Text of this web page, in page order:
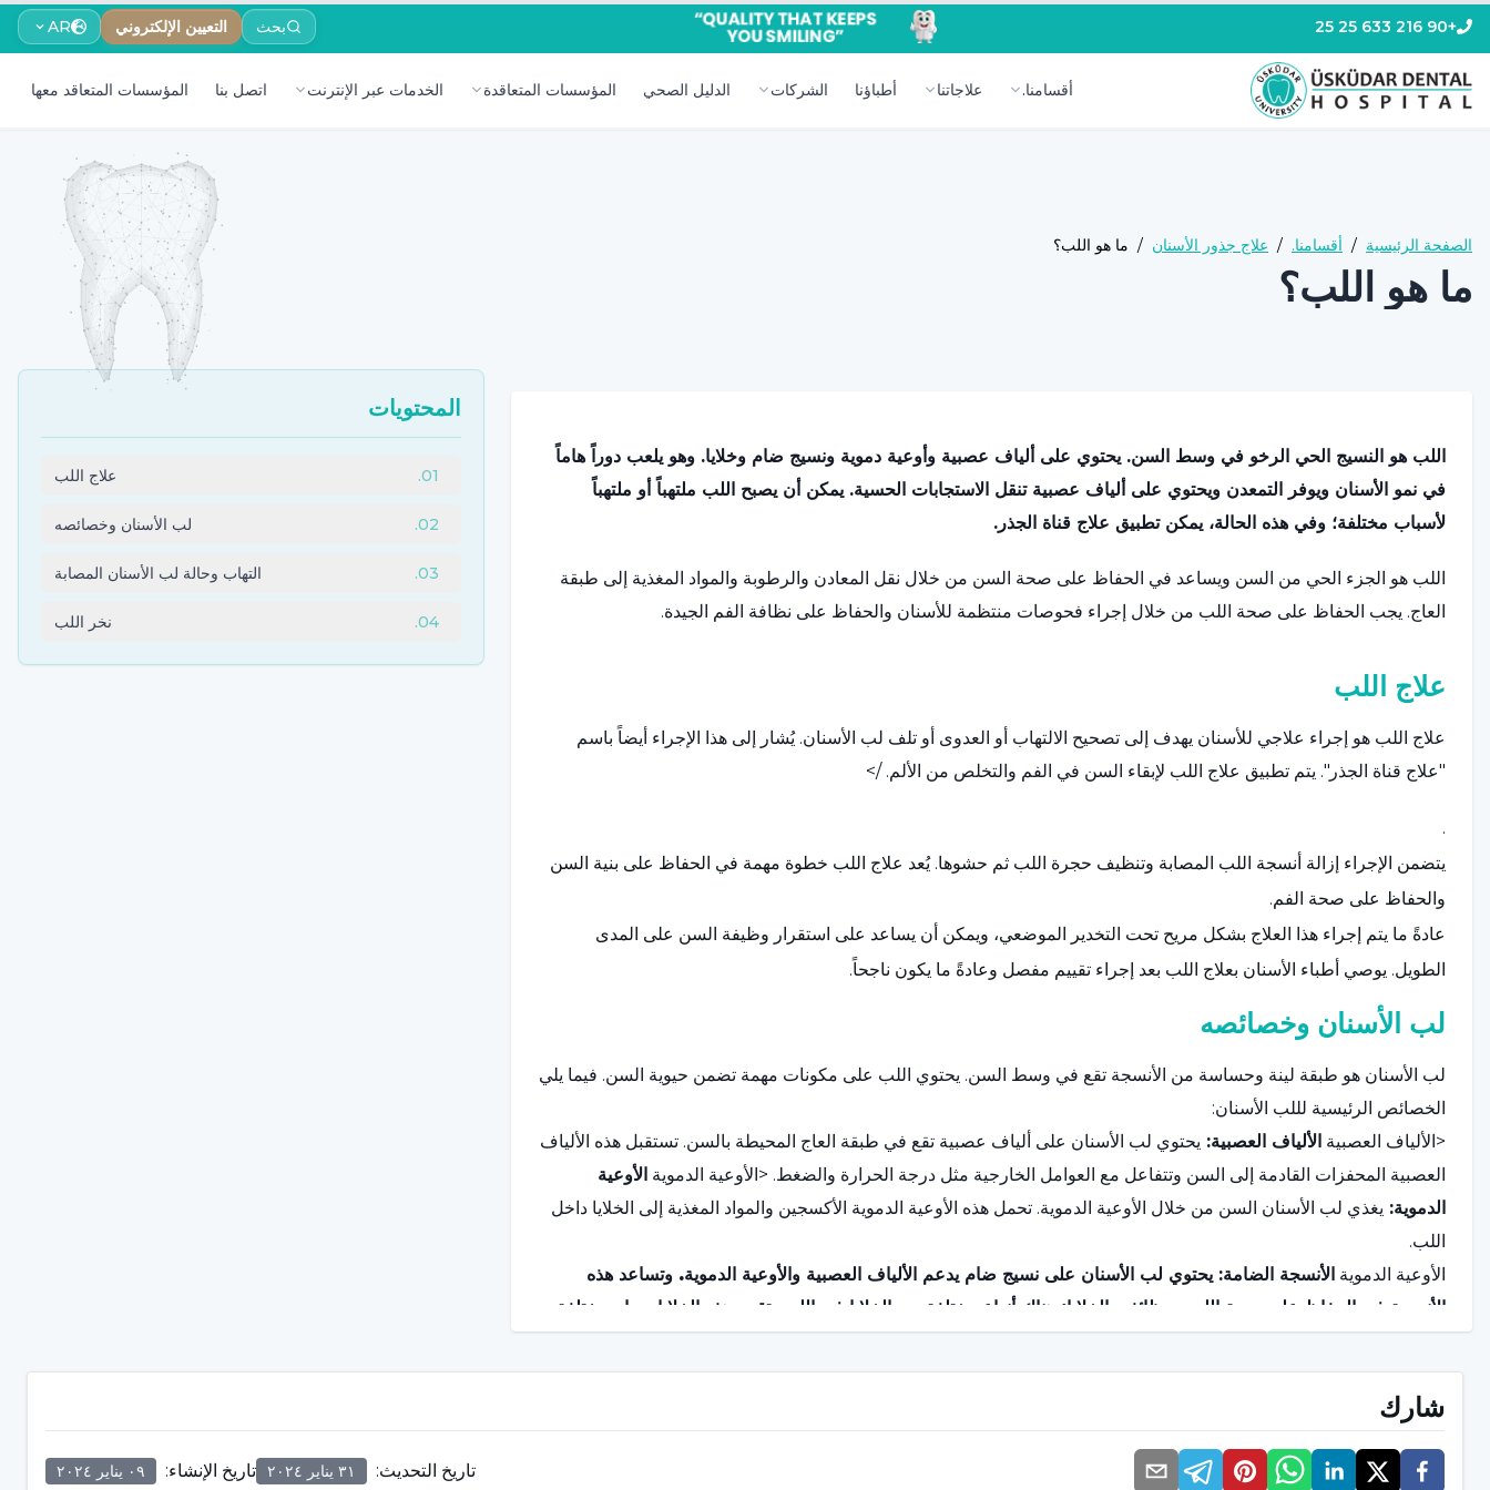
+90 216 633 25 25 بحث التعيين الإلكتروني AR
أقسامنا. علاجاتنا أطباؤنا الشركات الدليل الصحي المؤسسات المتعاقدة الخدمات عبر الإنترنت اتصل بنا المؤسسات المتعاقد معها
الصفحة الرئيسية / أقسامنا. / علاج جذور الأسنان / ما هو اللب؟
ما هو اللب؟
اللب هو النسيج الحي الرخو في وسط السن. يحتوي على ألياف عصبية وأوعية دموية ونسيج ضام وخلايا. وهو يلعب دوراً هاماً
في نمو الأسنان ويوفر التمعدن ويحتوي على ألياف عصبية تنقل الاستجابات الحسية. يمكن أن يصبح اللب ملتهباً أو ملتهباً
لأسباب مختلفة؛ وفي هذه الحالة، يمكن تطبيق علاج قناة الجذر.
اللب هو الجزء الحي من السن ويساعد في الحفاظ على صحة السن من خلال نقل المعادن والرطوبة والمواد المغذية إلى طبقة
العاج. يجب الحفاظ على صحة اللب من خلال إجراء فحوصات منتظمة للأسنان والحفاظ على نظافة الفم الجيدة.
علاج اللب
علاج اللب هو إجراء علاجي للأسنان يهدف إلى تصحيح الالتهاب أو العدوى أو تلف لب الأسنان. يُشار إلى هذا الإجراء أيضاً باسم
"علاج قناة الجذر". يتم تطبيق علاج اللب لإبقاء السن في الفم والتخلص من الألم. />
.
يتضمن الإجراء إزالة أنسجة اللب المصابة وتنظيف حجرة اللب ثم حشوها. يُعد علاج اللب خطوة مهمة في الحفاظ على بنية السن
والحفاظ على صحة الفم.
عادةً ما يتم إجراء هذا العلاج بشكل مريح تحت التخدير الموضعي، ويمكن أن يساعد على استقرار وظيفة السن على المدى
الطويل. يوصي أطباء الأسنان بعلاج اللب بعد إجراء تقييم مفصل وعادةً ما يكون ناجحاً.
لب الأسنان وخصائصه
لب الأسنان هو طبقة لينة وحساسة من الأنسجة تقع في وسط السن. يحتوي اللب على مكونات مهمة تضمن حيوية السن. فيما يلي
الخصائص الرئيسية لللب الأسنان:
<الألياف العصبية الألياف العصبية: يحتوي لب الأسنان على ألياف عصبية تقع في طبقة العاج المحيطة بالسن. تستقبل هذه الألياف
العصبية المحفزات القادمة إلى السن وتتفاعل مع العوامل الخارجية مثل درجة الحرارة والضغط. <الأوعية الدموية الأوعية
الدموية: يغذي لب الأسنان السن من خلال الأوعية الدموية. تحمل هذه الأوعية الدموية الأكسجين والمواد المغذية إلى الخلايا داخل
اللب.
الأوعية الدموية الأنسجة الضامة: يحتوي لب الأسنان على نسيج ضام يدعم الألياف العصبية والأوعية الدموية. وتساعد هذه
الأنسجة في الحفاظ على صحة اللب ووظائفه. الخلايا: هناك أنواع مختلفة من الخلايا في اللب. تقوم هذه الخلايا بمهام مختلفة،
التمعدن:
ما هي أعراض مشكلة لب الأسنان؟
المحتويات
01
. علاج اللب
02
. لب الأسنان وخصائصه
03
. التهاب وحالة لب الأسنان المصابة
04
. نخر اللب
شارك
تاريخ التحديث: ٣١ يناير ٢٠٢٤ تاريخ الإنشاء: ٠٩ يناير ٢٠٢٤